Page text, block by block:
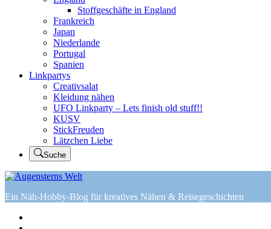
Stoffgeschäfte in England
Frankreich
Japan
Niederlande
Portugal
Spanien
Linkpartys
Creativsalat
Kleidung nähen
UFO Linkparty – Lets finish old stuff!!
KUSV
StickFreuden
Lätzchen Liebe
Suche
Ein Näh-Hobby-Blog für kreatives Nähen & Reisegeschichten